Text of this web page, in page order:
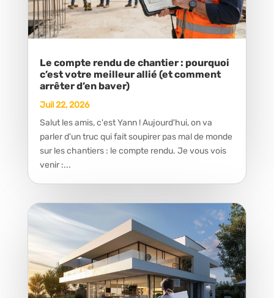
Le compte rendu de chantier : pourquoi
c’est votre meilleur allié (et comment
arrêter d’en baver)
Juil 22, 2026
Salut les amis, c'est Yann ! Aujourd'hui, on va
parler d'un truc qui fait soupirer pas mal de monde
sur les chantiers : le compte rendu. Je vous vois
venir :...